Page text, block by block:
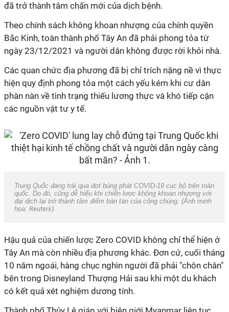
đã trở thành tâm chấn mới của dịch bệnh.
Theo chính sách không khoan nhượng của chính quyền
Bắc Kinh, toàn thành phố Tây An đã phải phong tỏa từ
ngày 23/12/2021 và người dân không được rời khỏi nhà.
Các quan chức địa phương đã bị chỉ trích nặng nề vì thực
hiện quy định phong tỏa một cách yếu kém khi cư dân
phàn nàn về tình trạng thiếu lương thực và khó tiếp cận
các nguồn vật tư y tế.
Trung Quốc đang trải qua đợt bùng phát COVID-19 cục bộ trên toàn
quốc. Do đó, cũng dễ hiểu khi chiến lược không khoan nhượng với
đại dịch lại trở thành tâm điểm bàn tán của công chúng. (Ảnh minh
họa: Reuters).
Hậu quả của chiến lược Zero COVID không chỉ thể hiện ở
Tây An mà còn nhiều địa phương khác. Đơn cử, cuối tháng
10 năm ngoái, hàng chục nghìn người đã phải "chôn chân"
bên trong Disneyland Thượng Hải sau khi một du khách
có kết quả xét nghiệm dương tính.